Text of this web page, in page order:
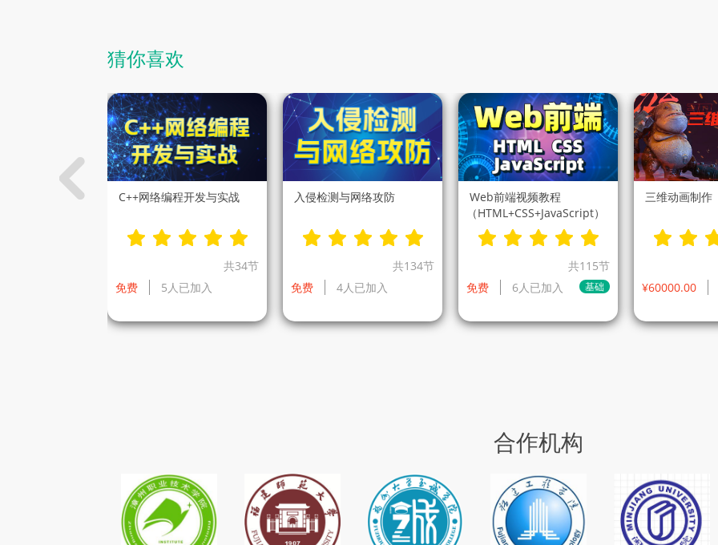
猜你喜欢
C++网络编程开发与实战
共34节
免费
5人已加入
入侵检测与网络攻防
共134节
免费
4人已加入
Web前端视频教程
（HTML+CSS+JavaScript）
共115节
免费
6人已加入 基础
三维动画制作
¥60000.00
合作机构